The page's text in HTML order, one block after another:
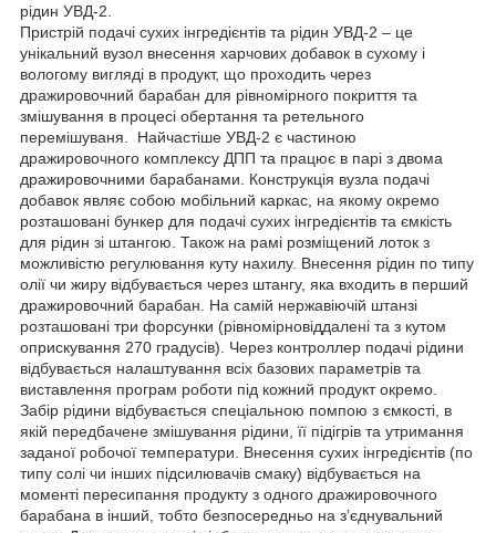
рідин УВД-2.
Пристрій подачі сухих інгредієнтів та рідин УВД-2 – це
унікальний вузол внесення харчових добавок в сухому і
вологому вигляді в продукт, що проходить через
дражировочний барабан для рівномірного покриття та
змішування в процесі обертання та ретельного
перемішуваня. Найчастіше УВД-2 є частиною
дражировочного комплексу ДПП та працює в парі з двома
дражировочними барабанами. Конструкція вузла подачі
добавок являє собою мобільний каркас, на якому окремо
розташовані бункер для подачі сухих інгредієнтів та ємкість
для рідин зі штангою. Також на рамі розміщений лоток з
можливістю регулювання куту нахилу. Внесення рідин по типу
олії чи жиру відбувається через штангу, яка входить в перший
дражировочний барабан. На самій нержавіючій штанзі
розташовані три форсунки (рівномірновіддалені та з кутом
оприскування 270 градусів). Через контроллер подачі рідини
відбувається налаштування всіх базових параметрів та
виставлення програм роботи під кожний продукт окремо.
Забір рідини відбувається спеціальною помпою з ємкості, в
якій передбачене змішування рідини, її підігрів та утримання
заданої робочої температури. Внесення сухих інгредієнтів (по
типу солі чи інших підсилювачів смаку) відбувається на
моменті пересипання продукту з одного дражировочного
барабана в інший, тобто безпосередньо на з’єднувальний